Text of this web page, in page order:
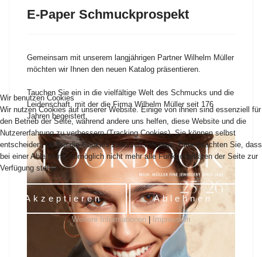
E-Paper Schmuckprospekt
Gemeinsam mit unserem langjährigen Partner Wilhelm Müller
möchten wir Ihnen den neuen Katalog präsentieren.
Tauchen Sie ein in die vielfältige Welt des Schmucks und die
Leidenschaft, mit der die Firma Wilhelm Müller seit 176
Jahren begeistert.
Wir benutzen Cookies
Wir nutzen Cookies auf unserer Website. Einige von ihnen sind essenziell für
den Betrieb der Seite, während andere uns helfen, diese Website und die
Nutzererfahrung zu verbessern (Tracking Cookies). Sie können selbst
entscheiden, ob Sie die Cookies zulassen möchten. Bitte beachten Sie, dass
bei einer Ablehnung womöglich nicht mehr alle Funktionalitäten der Seite zur
Verfügung stehen.
Akzeptieren Ablehnen
Weitere Informationen| Impressum